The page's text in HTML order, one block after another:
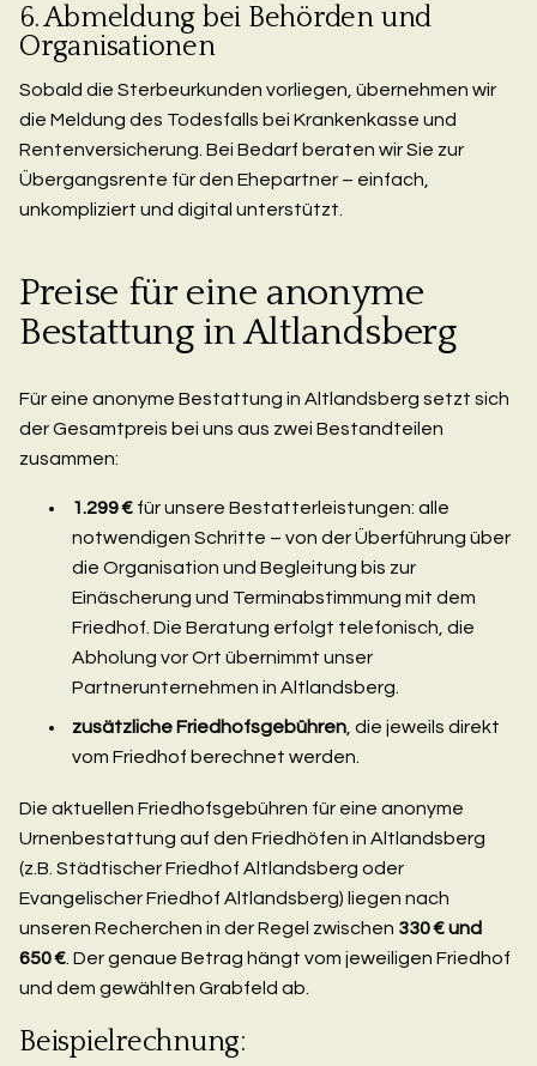
6. Abmeldung bei Behörden und
Organisationen
Sobald die Sterbeurkunden vorliegen, übernehmen wir
die Meldung des Todesfalls bei Krankenkasse und
Rentenversicherung. Bei Bedarf beraten wir Sie zur
Übergangsrente für den Ehepartner – einfach,
unkompliziert und digital unterstützt.
Preise für eine anonyme
Bestattung in Altlandsberg
Für eine anonyme Bestattung in Altlandsberg setzt sich
der Gesamtpreis bei uns aus zwei Bestandteilen
zusammen:
1.299 € für unsere Bestatterleistungen: alle
notwendigen Schritte – von der Überführung über
die Organisation und Begleitung bis zur
Einäscherung und Terminabstimmung mit dem
Friedhof. Die Beratung erfolgt telefonisch, die
Abholung vor Ort übernimmt unser
Partnerunternehmen in Altlandsberg.
zusätzliche Friedhofsgebühren , die jeweils direkt
vom Friedhof berechnet werden.
Die aktuellen Friedhofsgebühren für eine anonyme
Urnenbestattung auf den Friedhöfen in Altlandsberg
(z.B. Städtischer Friedhof Altlandsberg oder
Evangelischer Friedhof Altlandsberg) liegen nach
unseren Recherchen in der Regel zwischen 330 € und
650 € . Der genaue Betrag hängt vom jeweiligen Friedhof
und dem gewählten Grabfeld ab.
Beispielrechnung: